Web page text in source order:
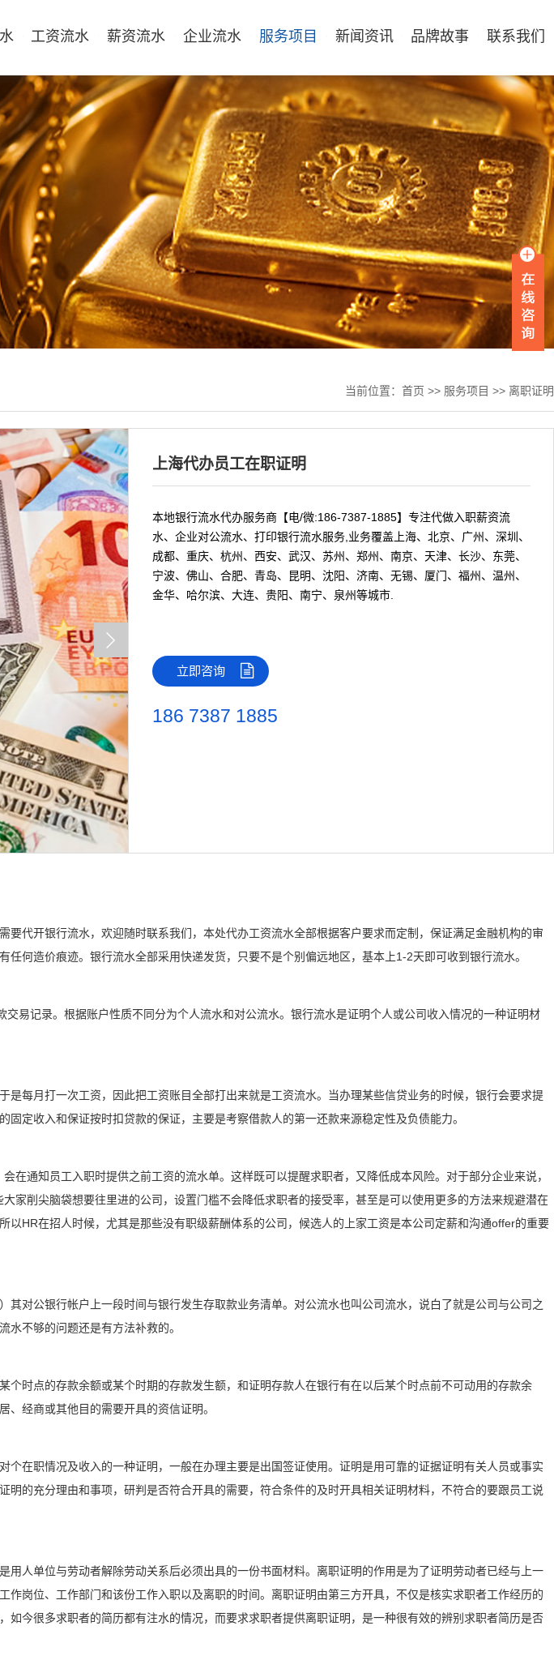
工资流水 薪资流水 企业流水 服务项目 新闻资讯 品牌故事 联系我们
当前位置： 首页 >> 服务项目 >> 离职证明
上海代办员工在职证明
本地银行流水代办服务商【电/微:186-7387-1885】专注代做入职薪资流
水、企业对公流水、打印银行流水服务,业务覆盖上海、北京、广州、深圳、
成都、重庆、杭州、西安、武汉、苏州、郑州、南京、天津、长沙、东莞、
宁波、佛山、合肥、青岛、昆明、沈阳、济南、无锡、厦门、福州、温州、
金华、哈尔滨、大连、贵阳、南宁、泉州等城市.
立即咨询
186 7387 1885
要代开银行流水，欢迎随时联系我们，本处代办工资流水全部根据客户要求而定制，保证满足金融机构的审
何造价痕迹。银行流水全部采用快递发货，只要不是个别偏远地区，基本上1-2天即可收到银行流水。
易记录。根据账户性质不同分为个人流水和对公流水。银行流水是证明个人或公司收入情况的一种证明材
是每月打一次工资，因此把工资账目全部打出来就是工资流水。当办理某些信贷业务的时候，银行会要求提
定收入和保证按时扣贷款的保证，主要是考察借款人的第一还款来源稳定性及负债能力。
在通知员工入职时提供之前工资的流水单。这样既可以提醒求职者，又降低成本风险。对于部分企业来说，
家削尖脑袋想要往里进的公司，设置门槛不会降低求职者的接受率，甚至是可以使用更多的方法来规避潜在
以HR在招人时候，尤其是那些没有职级薪酬体系的公司，候选人的上家工资是本公司定薪和沟通offer的重要
其对公银行帐户上一段时间与银行发生存取款业务清单。对公流水也叫公司流水，说白了就是公司与公司之
水不够的问题还是有方法补救的。
个时点的存款余额或某个时期的存款发生额，和证明存款人在银行有在以后某个时点前不可动用的存款余
经商或其他目的需要开具的资信证明。
个在职情况及收入的一种证明，一般在办理主要是出国签证使用。证明是用可靠的证据证明有关人员或事实
明的充分理由和事项，研判是否符合开具的需要，符合条件的及时开具相关证明材料，不符合的要跟员工说
用人单位与劳动者解除劳动关系后必须出具的一份书面材料。离职证明的作用是为了证明劳动者已经与上一
作岗位、工作部门和该份工作入职以及离职的时间。离职证明由第三方开具，不仅是核实求职者工作经历的
如今很多求职者的简历都有注水的情况，而要求求职者提供离职证明，是一种很有效的辨别求职者简历是否